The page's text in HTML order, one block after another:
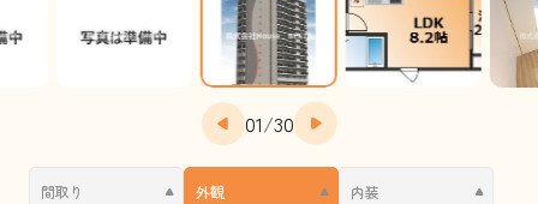
01/30
間取り 外観 内装